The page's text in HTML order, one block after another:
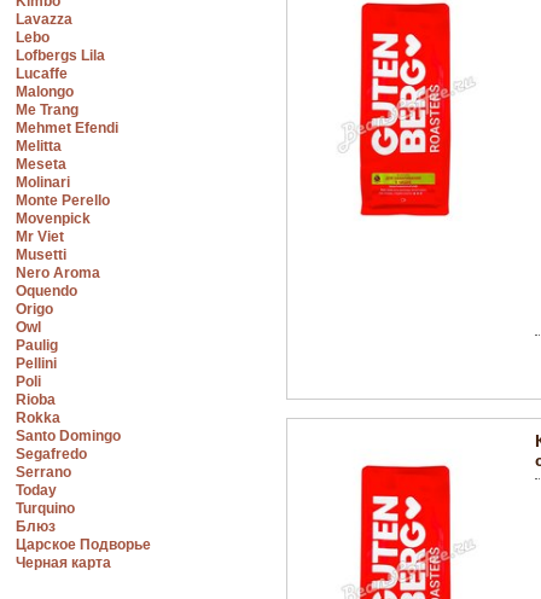
Lavazza
Lebo
Lofbergs Lila
Lucaffe
Malongo
Me Trang
Mehmet Efendi
Melitta
Meseta
Molinari
Monte Perello
Movenpick
Mr Viet
Musetti
Nero Aroma
Oquendo
Origo
Owl
Paulig
Pellini
Poli
Rioba
Rokka
Santo Domingo
Segafredo
Serrano
Today
Turquino
Блюз
Царское Подворье
Черная карта